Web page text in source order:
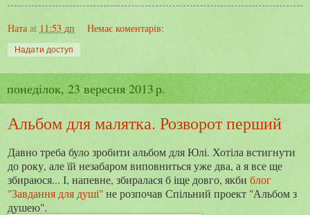
Ната at 11:53 дп Немає коментарів:
Надати доступ
понеділок, 23 вересня 2013 р.
Альбом для малятка. Розворот перший
Давно треба було зробити альбом для Юлі. Хотіла встигнути
до року, але їй незабаром виповниться уже два, а я все ще
збираюся... І, напевне, збиралася б іще довго, якби блог
"Завдання для душі"не розпочав Спільний проект "Альбом з
душею".